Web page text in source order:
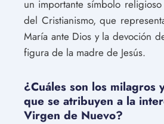
un importante símbolo
del Cristianismo, que
María ante Dios y la devoción
figura de la madre de Jesús.
¿Cuáles son los milagros
que se atribuyen a la
Virgen de Nuevo?